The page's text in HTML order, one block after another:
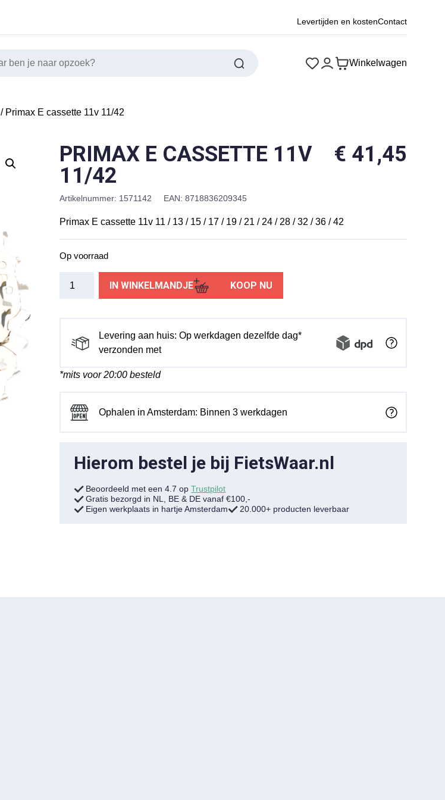
Levertijden en kostenContact
Winkelwagen
/ Primax E cassette 11v 11/42
PRIMAX E CASSETTE 11V
11/42
€ 41,45
Artikelnummer: 1571142 EAN: 8718836209345
Primax E cassette 11v 11 / 13 / 15 / 17 / 19 / 21 / 24 / 28 / 32 / 36 / 42
Op voorraad
11/42
aantal
IN WINKELMANDJE KOOP NU
Levering aan huis: Op werkdagen dezelfde dag*
verzonden met
*mits voor 20:00 besteld
Ophalen in Amsterdam: Binnen 3 werkdagen
Hierom bestel je bij FietsWaar.nl
Beoordeeld met een 4.7 opTrustpilot
Gratis bezorgd in NL, BE & DE vanaf €100,-
Eigen werkplaats in hartje Amsterdam
20.000+ producten leverbaar